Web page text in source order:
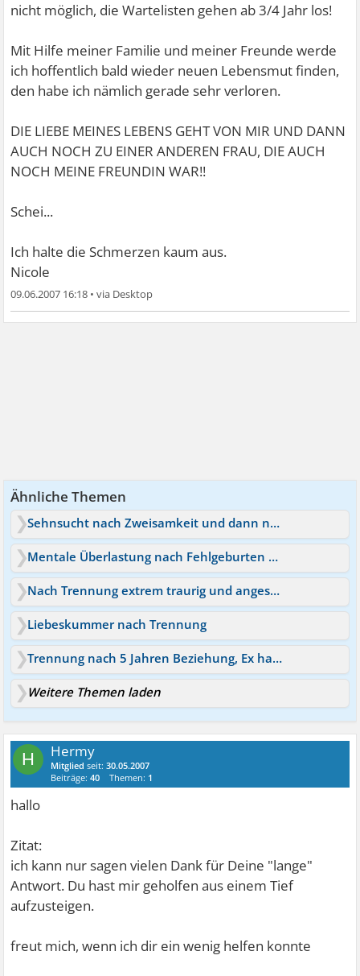
nicht möglich, die Wartelisten gehen ab 3/4 Jahr los!
Mit Hilfe meiner Familie und meiner Freunde werde
ich hoffentlich bald wieder neuen Lebensmut finden,
den habe ich nämlich gerade sehr verloren.
DIE LIEBE MEINES LEBENS GEHT VON MIR UND DANN
AUCH NOCH ZU EINER ANDEREN FRAU, DIE AUCH
NOCH MEINE FREUNDIN WAR!!
Schei...
Ich halte die Schmerzen kaum aus.
Nicole
09.06.2007 16:18 •
Ähnliche Themen
Sehnsucht nach Zweisamkeit und dann nach Einsamkeit
Mentale Überlastung nach Fehlgeburten und Trennung
Nach Trennung extrem traurig und angespannt
Liebeskummer nach Trennung
Trennung nach 5 Jahren Beziehung, Ex hat eine Neue
Weitere Themen laden
H Hermy
Mitglied seit:30.05.2007
Beiträge:40 Themen: 1
hallo
Zitat:
ich kann nur sagen vielen Dank für Deine "lange"
Antwort. Du hast mir geholfen aus einem Tief
aufzusteigen.
freut mich, wenn ich dir ein wenig helfen konnte